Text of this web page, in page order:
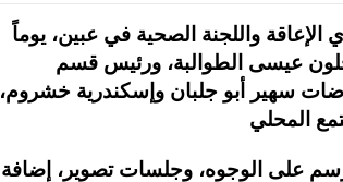
الإعاقة واللجنة الصحية في عبين، يوماً
عيسى الطوالبة، ورئيس قسم
سهير أبو جلبان وإسكندرية خشروم،
على الوجوه، وجلسات تصوير، إضافة